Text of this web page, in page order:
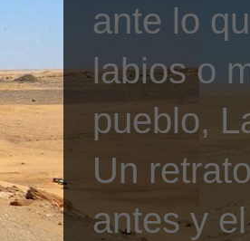
ante lo
labios o
pueblo,
Un
antes y